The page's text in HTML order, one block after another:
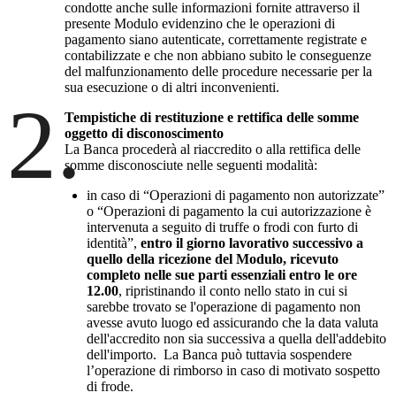
condotte anche sulle informazioni fornite attraverso il
presente Modulo evidenzino che le operazioni di
pagamento siano autenticate, correttamente registrate e
contabilizzate e che non abbiano subito le conseguenze
del malfunzionamento delle procedure necessarie per la
sua esecuzione o di altri inconvenienti.
2.Tempistiche di restituzione e rettifica delle somme
oggetto di disconoscimento
La Banca procederà al riaccredito o alla rettifica delle
somme disconosciute nelle seguenti modalità:
in caso di “Operazioni di pagamento non autorizzate”
o “Operazioni di pagamento la cui autorizzazione è
intervenuta a seguito di truffe o frodi con furto di
identità”, entro il giorno lavorativo successivo a
quello della ricezione del Modulo, ricevuto
completo nelle sue parti essenziali entro le ore
12.00, ripristinando il conto nello stato in cui si
sarebbe trovato se l'operazione di pagamento non
avesse avuto luogo ed assicurando che la data valuta
dell'accredito non sia successiva a quella dell'addebito
dell'importo. La Banca può tuttavia sospendere
l’operazione di rimborso in caso di motivato sospetto
di frode.